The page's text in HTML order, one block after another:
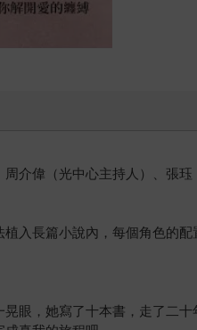
介偉（光中心主持人）、張
入長篇小說內，每個角色的
眼，她寫了十本書，走了二